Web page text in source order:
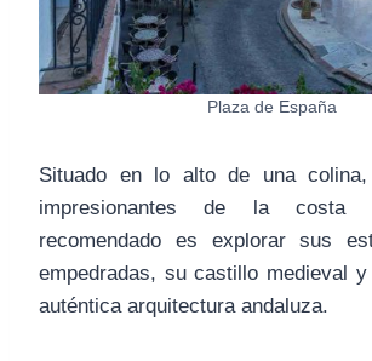
Plaza de España
Situado en lo alto de una
impresionantes de la costa
recomendado es explorar sus
empedradas, su castillo medieval
auténtica arquitectura andaluza.